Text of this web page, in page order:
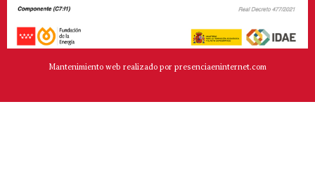
Mantenimiento web realizado por presenciaeninternet.com